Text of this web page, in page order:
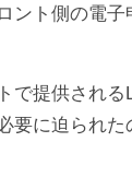
ント側の電
で提供され
に迫られ